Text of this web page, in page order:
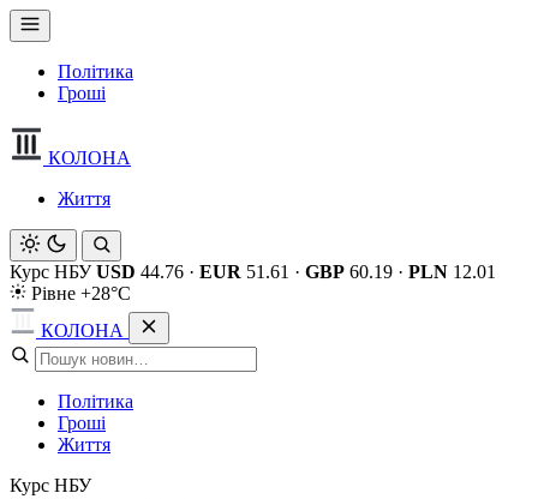
Політика
Гроші
КОЛОНА
Життя
Курс НБУ USD 44.76 · EUR 51.61 · GBP 60.19 · PLN 12.01
Рівне +28°C
КОЛОНА
Політика
Гроші
Життя
Курс НБУ